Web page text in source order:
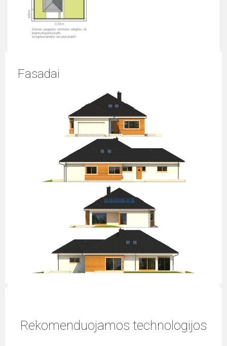
Fasadai
Rekomenduojamos technologijos